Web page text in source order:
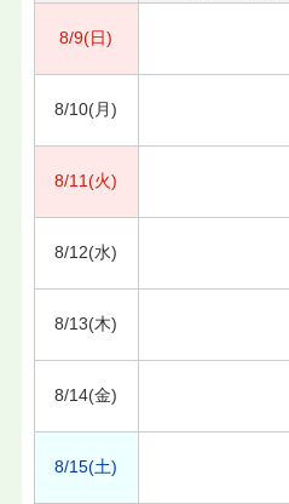
8/9(日)
8/10(月)
8/11(火)
8/12(水)
8/13(木)
8/14(金)
8/15(土)